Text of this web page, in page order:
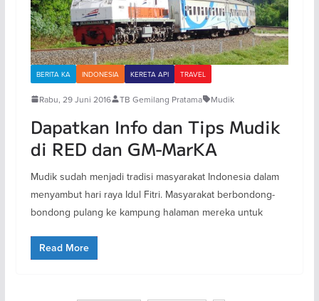
BERITA KA INDONESIA KERETA API TRAVEL
Rabu, 29 Juni 2016 TB Gemilang Pratama Mudik
Dapatkan Info dan Tips Mudik
di RED dan GM-MarKA
Mudik sudah menjadi tradisi masyarakat Indonesia dalam
menyambut hari raya Idul Fitri. Masyarakat berbondong-
bondong pulang ke kampung halaman mereka untuk
Read More